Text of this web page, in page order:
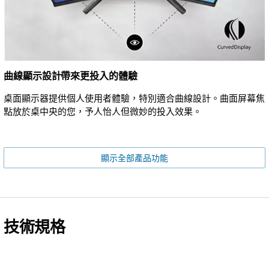
曲線顯示設計帶來更投入的體驗
桌面顯示器提供個人使用者體驗，特別適合曲線設計。曲面屏幕焦
點放於桌中央的您，予人怡人但微妙的投入效果。
顯示全部產品功能
技術規格